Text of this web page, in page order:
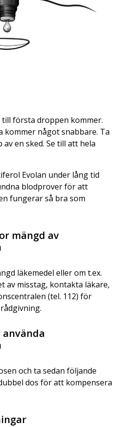
första droppen kommer.
något snabbare. Ta
en sked. Se till att hela
Evolan under lång tid
blodprover för att
fungerar så bra som
mängd av
läkemedel eller om t.ex.
av misstag, kontakta läkare,
(tel. 112) för
och ta sedan följande
dos för att kompensera